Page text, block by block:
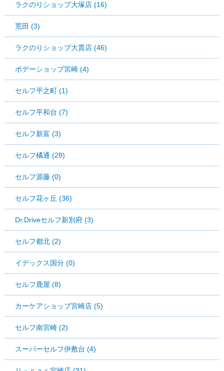
ラクのりショップ大塚店 (16)
荒田 (3)
ラクのりショップ大貫店 (46)
ボデーショップ宮崎 (4)
セルフ平之町 (1)
セルフ平和台 (7)
セルフ新富 (3)
セルフ橘通 (28)
セルフ源藤 (0)
セルフ花ヶ丘 (36)
Dr.Driveセルフ新別府 (3)
セルフ都北 (2)
イデックス国分 (0)
セルフ鹿屋 (8)
カーケアショップ宮崎店 (5)
セルフ南宮崎 (2)
スーパーセルフ伊敷台 (4)